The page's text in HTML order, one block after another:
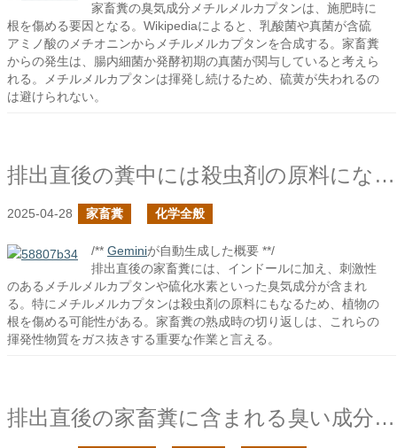
家畜糞の臭気成分メチルメルカプタンは、施肥時に
根を傷める要因となる。Wikipediaによると、乳酸菌や真菌が含硫
アミノ酸のメチオニンからメチルメルカプタンを合成する。家畜糞
からの発生は、腸内細菌か発酵初期の真菌が関与していると考えら
れる。メチルメルカプタンは揮発し続けるため、硫黄が失われるの
は避けられない。
排出直後の糞中には殺虫剤の原料になりそうな臭気化合物が含まれている
2025-04-28 家畜糞 化学全般
/** Geminiが自動生成した概要 **/
排出直後の家畜糞には、インドールに加え、刺激性
のあるメチルメルカプタンや硫化水素といった臭気成分が含まれ
る。特にメチルメルカプタンは殺虫剤の原料にもなるため、植物の
根を傷める可能性がある。家畜糞の熟成時の切り返しは、これらの
揮発性物質をガス抜きする重要な作業と言える。
排出直後の家畜糞に含まれる臭い成分は根を傷める要因になるか？の続き